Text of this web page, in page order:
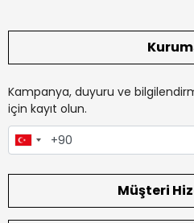
Kampanya, duyuru ve
için kayıt olun.
Müşteri